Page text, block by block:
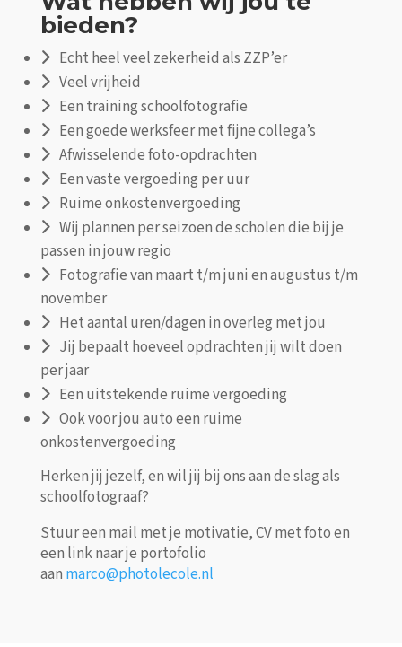
bieden?
Echt heel veel zekerheid als ZZP’er
Veel vrijheid
Een training schoolfotografie
Een goede werksfeer met fijne collega’s
Afwisselende foto-opdrachten
Een vaste vergoeding per uur
Ruime onkostenvergoeding
Wij plannen per seizoen de scholen die bij je
passen in jouw regio
Fotografie van maart t/m juni en augustus t/m
november
Het aantal uren/dagen in overleg met jou
Jij bepaalt hoeveel opdrachten jij wilt doen
per jaar
Een uitstekende ruime vergoeding
Ook voor jou auto een ruime
onkostenvergoeding
Herken jij jezelf, en wil jij bij ons aan de slag als
schoolfotograaf?
Stuur een mail met je motivatie, CV met foto en
een link naar je portofolio
aan marco@photolecole.nl